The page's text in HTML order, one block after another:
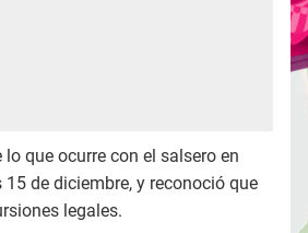
que ocurre con el salsero en
de diciembre, y reconoció que
legales.